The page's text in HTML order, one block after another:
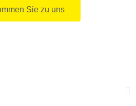
Sie zu uns